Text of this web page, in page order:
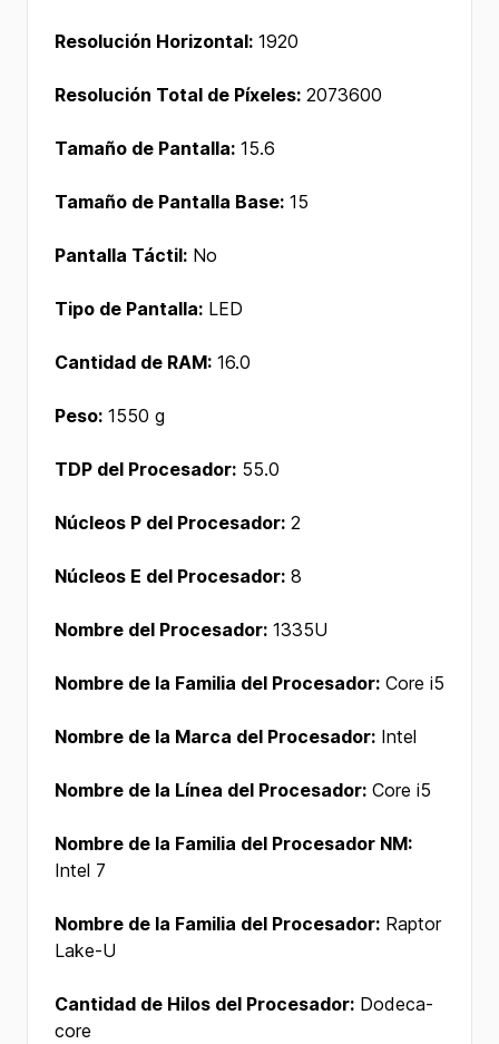
Resolución Horizontal: 1920
Resolución Total de Píxeles: 2073600
Tamaño de Pantalla: 15.6
Tamaño de Pantalla Base: 15
Pantalla Táctil: No
Tipo de Pantalla: LED
Cantidad de RAM: 16.0
Peso: 1550 g
TDP del Procesador: 55.0
Núcleos P del Procesador: 2
Núcleos E del Procesador: 8
Nombre del Procesador: 1335U
Nombre de la Familia del Procesador: Core i5
Nombre de la Marca del Procesador: Intel
Nombre de la Línea del Procesador: Core i5
Nombre de la Familia del Procesador NM:
Intel 7
Nombre de la Familia del Procesador: Raptor
Lake-U
Cantidad de Hilos del Procesador: Dodeca-
core